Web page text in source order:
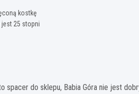
kostkę
25 stopni
spacer do sklepu, Babia Góra nie jest